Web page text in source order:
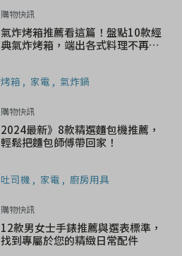
購物快訊
氣炸烤箱推薦看這篇！盤點10款經
典氣炸烤箱，端出各式料理不再費
烤箱 家電 氣炸鍋
購物快訊
2024最新》8款精選麵包機推薦，
輕鬆把麵包師傅帶回家！
吐司機 家電 廚房用具
購物快訊
12款男女士手錶推薦與選表標準，
找到專屬於您的精緻日常配件